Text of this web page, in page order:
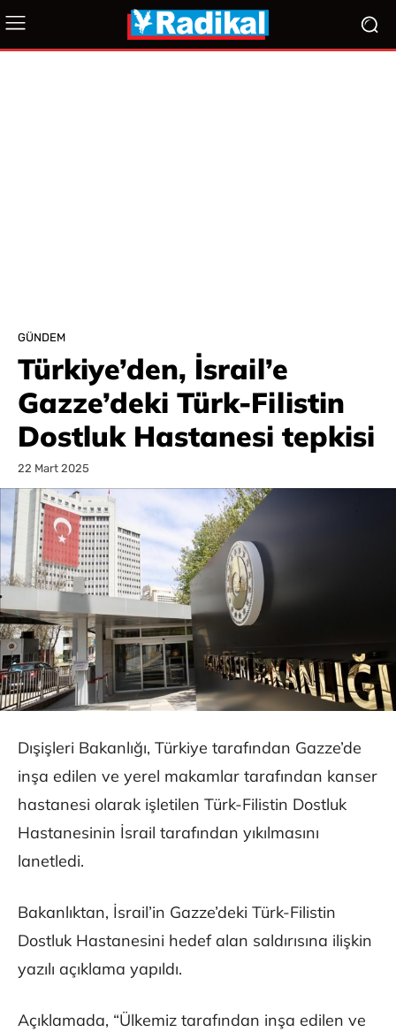
GÜNDEM
Türkiye’den, İsrail’e
Gazze’deki Türk-Filistin
Dostluk Hastanesi tepkisi
22 Mart 2025
Dışişleri Bakanlığı, Türkiye tarafından Gazze’de
inşa edilen ve yerel makamlar tarafından kanser
hastanesi olarak işletilen Türk-Filistin Dostluk
Hastanesinin İsrail tarafından yıkılmasını
lanetledi.
Bakanlıktan, İsrail’in Gazze’deki Türk-Filistin
Dostluk Hastanesini hedef alan saldırısına ilişkin
yazılı açıklama yapıldı.
Açıklamada, “Ülkemiz tarafından inşa edilen ve